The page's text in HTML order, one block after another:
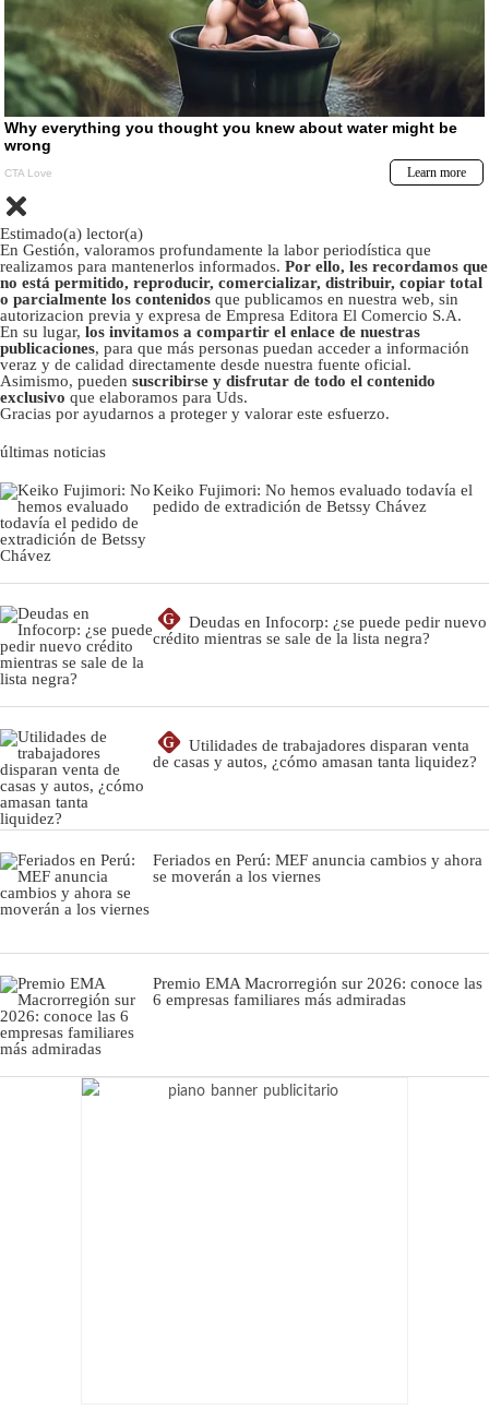
Estimado(a) lector(a)
En Gestión, valoramos profundamente la labor periodística que
realizamos para mantenerlos informados. Por ello, les recordamos que
no está permitido, reproducir, comercializar, distribuir, copiar total
o parcialmente los contenidos que publicamos en nuestra web, sin
autorizacion previa y expresa de Empresa Editora El Comercio S.A.
En su lugar, los invitamos a compartir el enlace de nuestras
publicaciones, para que más personas puedan acceder a información
veraz y de calidad directamente desde nuestra fuente oficial.
Asimismo, pueden suscribirse y disfrutar de todo el contenido
exclusivo que elaboramos para Uds.
Gracias por ayudarnos a proteger y valorar este esfuerzo.
últimas noticias
Keiko Fujimori: No hemos evaluado todavía el
pedido de extradición de Betssy Chávez
G
Deudas en Infocorp: ¿se puede pedir nuevo
crédito mientras se sale de la lista negra?
G
Utilidades de trabajadores disparan venta
de casas y autos, ¿cómo amasan tanta liquidez?
Feriados en Perú: MEF anuncia cambios y ahora
se moverán a los viernes
Premio EMA Macrorregión sur 2026: conoce las
6 empresas familiares más admiradas